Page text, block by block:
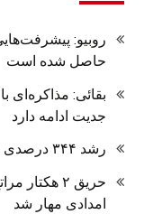
روبیو:
حاصل شده است
بقائی: مذاکره‌ای
جدیت ادامه دارد
رشد ۳۴۴ درصدی قیمت روغن/ لبنیات چقدر گران شد؟
حریق ۲
امدادی مهار شد